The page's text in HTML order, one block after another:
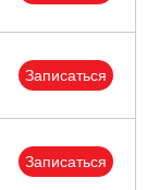
Записаться
Записаться